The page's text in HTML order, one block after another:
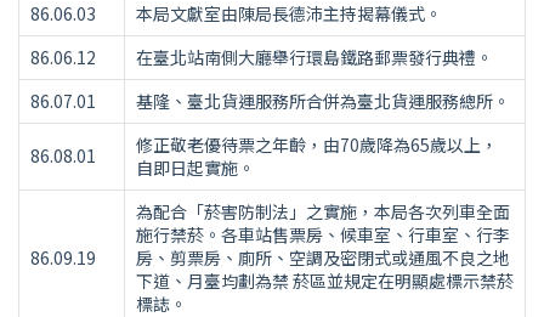
86.06.03
本局文獻室由陳局長德沛主持揭幕儀式。
86.06.12
在臺北站南側大廳舉行環島鐵路郵票發行典禮。
86.07.01
基隆、臺北貨運服務所合併為臺北貨運服務總所。
86.08.01
修正敬老優待票之年齡，由70歲降為65歲以上，
自即日起實施。
86.09.19
為配合「菸害防制法」之實施，本局各次列車全面
施行禁菸。各車站售票房、候車室、行車室、行李
房、剪票房、廁所、空調及密閉式或通風不良之地
下道、月臺均劃為禁 菸區並規定在明顯處標示禁菸
標誌。